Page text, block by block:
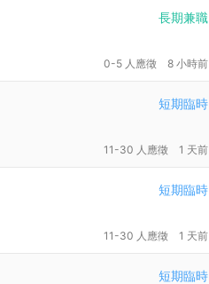
長期兼職
0-5 人應徵 8 小時前
短期臨時
11-30 人應徵 1 天前
短期臨時
11-30 人應徵 1 天前
短期臨時